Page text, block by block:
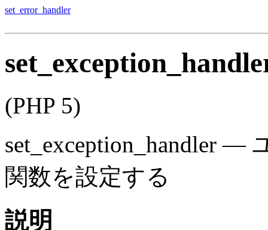
set_error_handler
(PHP 5)
set_exception_handler —
関数を設定する
説明